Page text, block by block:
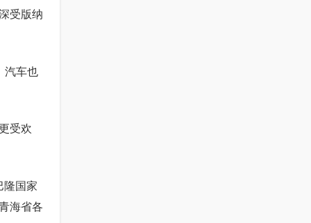
受版纳
汽车也
受欢
隆国家
海省各